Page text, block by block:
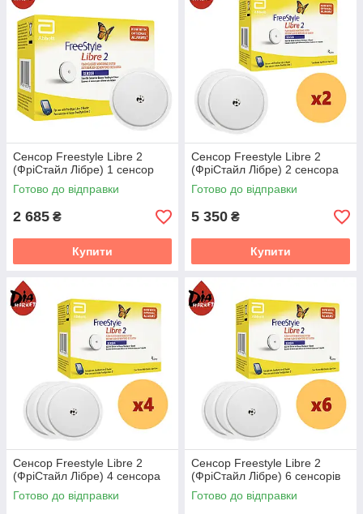
Сенсор Freestyle Libre 2
(ФріСтайл Лібре) 1 сенсор
Готово до відправки
2 685 ₴
Купити
Сенсор Freestyle Libre 2
(ФріСтайл Лібре) 2 сенсора
Готово до відправки
5 350 ₴
Купити
Сенсор Freestyle Libre 2
(ФріСтайл Лібре) 4 сенсора
Готово до відправки
Сенсор Freestyle Libre 2
(ФріСтайл Лібре) 6 сенсорів
Готово до відправки